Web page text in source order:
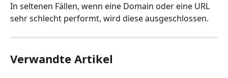
In seltenen Fällen, wenn eine Domain oder eine URL
sehr schlecht performt, wird diese ausgeschlossen.
Verwandte Artikel